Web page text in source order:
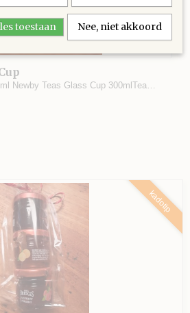
Newby Teas Glass Cup 300mlTea…
kadotip
toestaan Nee, niet akkoord